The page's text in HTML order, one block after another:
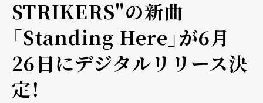
STRIKERS"の新曲
「Standing Here」が6月
26日にデジタルリリース決
定！